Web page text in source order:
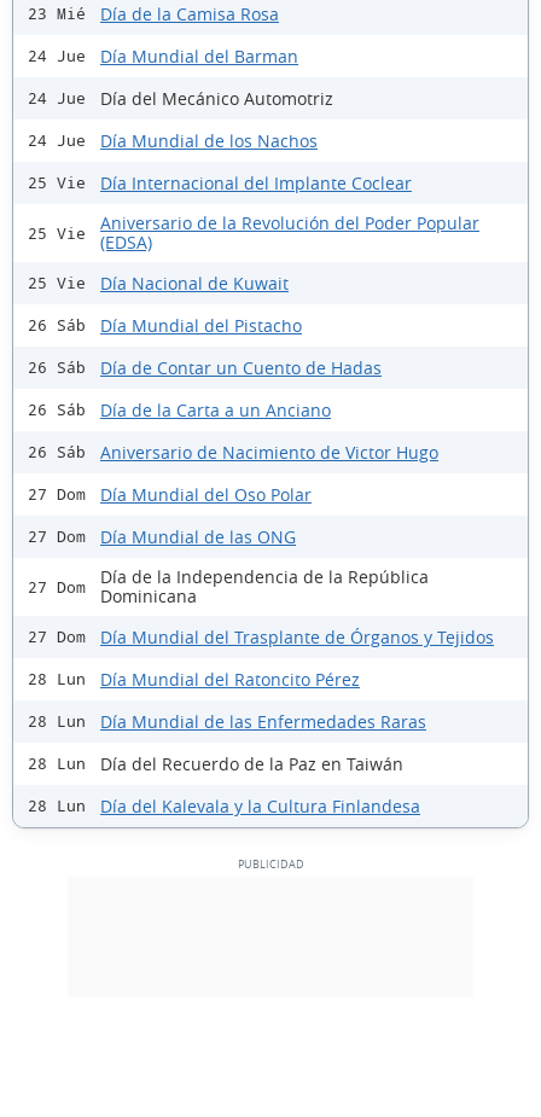
23 Mié Día de la Camisa Rosa
24 Jue Día Mundial del Barman
24 Jue Día del Mecánico Automotriz
24 Jue Día Mundial de los Nachos
25 Vie Día Internacional del Implante Coclear
25 Vie
Aniversario de la Revolución del Poder Popular
(EDSA)
25 Vie Día Nacional de Kuwait
26 Sáb Día Mundial del Pistacho
26 Sáb Día de Contar un Cuento de Hadas
26 Sáb Día de la Carta a un Anciano
26 Sáb Aniversario de Nacimiento de Victor Hugo
27 Dom Día Mundial del Oso Polar
27 Dom Día Mundial de las ONG
27 Dom
Día de la Independencia de la República
Dominicana
27 Dom Día Mundial del Trasplante de Órganos y Tejidos
28 Lun Día Mundial del Ratoncito Pérez
28 Lun Día Mundial de las Enfermedades Raras
28 Lun Día del Recuerdo de la Paz en Taiwán
28 Lun Día del Kalevala y la Cultura Finlandesa